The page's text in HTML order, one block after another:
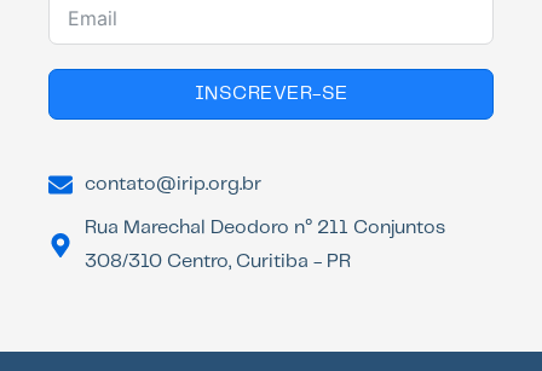
INSCREVER-SE
contato@irip.org.br
Rua Marechal Deodoro n° 211 Conjuntos
308/310 Centro, Curitiba - PR